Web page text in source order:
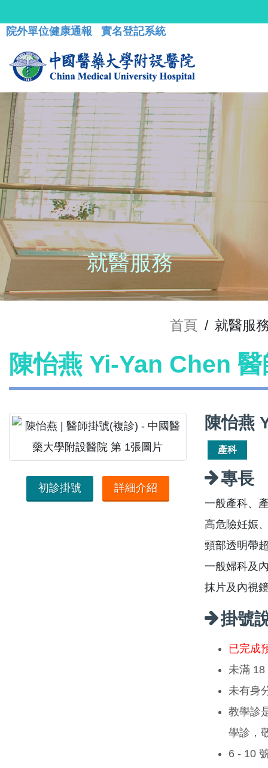
院外單位健康通報 實名登記系統
就醫服務
首頁 / 就醫服
陳怡燕 Yi-Yan Chen
初診掛號 詳細介紹
陳怡燕
產科
專長
一般產科、
高危險妊娠
頸部透明帶
一般婦科及
抹片及內視
掛號
已完成
未滿 18
未有身
教學診
學診，
6 - 10